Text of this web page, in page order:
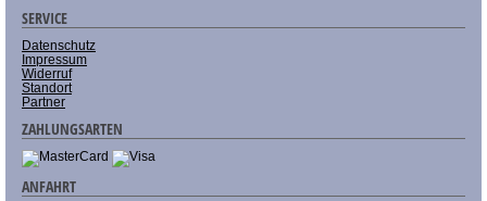
SERVICE
Datenschutz
Impressum
Widerruf
Standort
Partner
ZAHLUNGSARTEN
ANFAHRT